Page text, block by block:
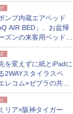
ンプ内蔵エアベッド
AIR BED」、お盆帰
ズンの来客用ベッドに
用後は収納バッグでコ
トに保管
を変えずに紙とiPadに
2WAYスタイラスペ
レコム×ゼブラの共同
リア×阪神タイガー